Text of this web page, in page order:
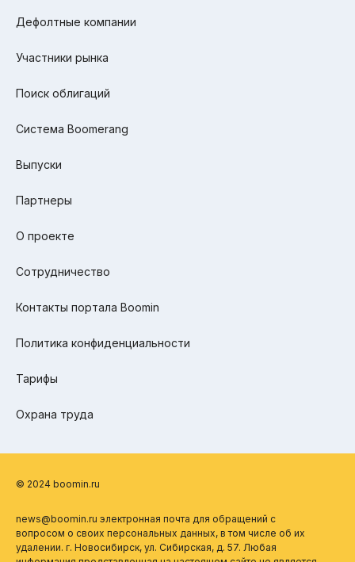
Дефолтные компании
Участники рынка
Поиск облигаций
Система Boomerang
Выпуски
Партнеры
О проекте
Сотрудничество
Контакты портала Boomin
Политика конфиденциальности
Тарифы
Охрана труда
© 2024 boomin.ru
news@boomin.ru электронная почта для обращений с
вопросом о своих персональных данных, в том числе об их
удалении. г. Новосибирск, ул. Сибирская, д. 57. Любая